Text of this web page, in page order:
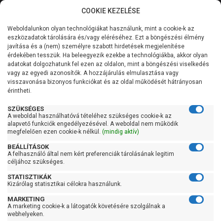
Kategóriák
Általános információk
Szolgáltatásaink
Főoldal Szivattyú
Szennyvízszivattyú
Szabadátömlésű szennyvízszivattyú
Pedrollo VXm 8/50-MF
COOKIE KEZELÉSE
Weboldalunkon olyan technológiákat használunk, mint a cookie-k az
eszközadatok tárolására és/vagy eléréséhez. Ezt a böngészési élmény
javítása és a (nem) személyre szabott hirdetések megjelenítése
érdekében tesszük. Ha beleegyezik ezekbe a technológiákba, akkor olyan
adatokat dolgozhatunk fel ezen az oldalon, mint a böngészési viselkedés
vagy az egyedi azonosítók. A hozzájárulás elmulasztása vagy
visszavonása bizonyos funkciókat és az oldal működését hátrányosan
érintheti.
SZÜKSÉGES
A weboldal használhatóvá tételéhez szükséges cookie-k az
alapvető funkciók engedélyezésével. A weboldal nem működik
megfelelően ezen cookie-k nélkül. (mindig aktív)
BEÁLLÍTÁSOK
A felhasználó által nem kért preferenciák tárolásának legitim
céljához szükséges.
STATISZTIKÁK
Kizárólag statisztikai célokra használunk.
MARKETING
A marketing cookie-k a látogatók követésére szolgálnak a
webhelyeken.